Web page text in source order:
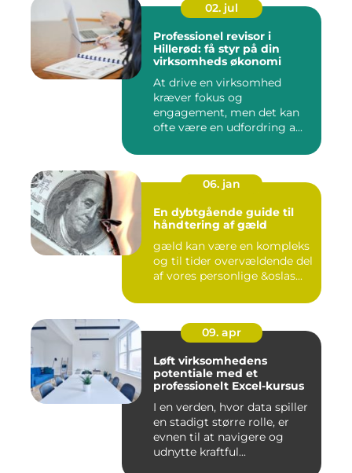
02. jul
Professionel revisor i
Hillerød: få styr på din
virksomheds økonomi
At drive en virksomhed
kræver fokus og
engagement, men det kan
ofte være en udfordring a...
06. jan
En dybtgående guide til
håndtering af gæld
gæld kan være en kompleks
og til tider overvældende del
af vores personlige &oslas...
09. apr
Løft virksomhedens
potentiale med et
professionelt Excel-kursus
I en verden, hvor data spiller
en stadigt større rolle, er
evnen til at navigere og
udnytte kraftful...